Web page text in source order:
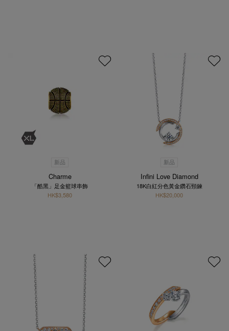
新品
Charme
「酷黑」足金籃球串飾
HK$3,580
新品
Infini Love Diamond
18K白紅分色黃金鑽石頸鍊
HK$20,000